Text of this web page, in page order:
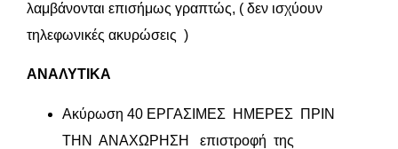
λαμβάνονται επισήμως γραπτώς, ( δεν ισχύουν
τηλεφωνικές ακυρώσεις )
ΑΝΑΛΥΤΙΚΑ
Ακύρωση 40 ΕΡΓΑΣΙΜΕΣ ΗΜΕΡΕΣ ΠΡΙΝ
ΤΗΝ ΑΝΑΧΩΡΗΣΗ επιστροφή της